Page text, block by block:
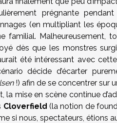
prégnante
(en multipliant les
familial. Malheureusement,
dès que les monstres
été intéressant avec
décide d’écarter
!) afin de se concentrer sur
la mise en scène continue
Cloverfield (la notion de
si nous, spectateurs, étions